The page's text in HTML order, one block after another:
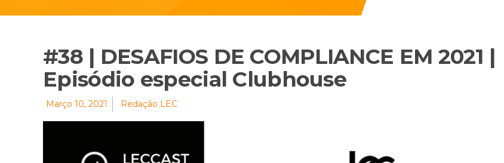
#38 | DESAFIOS DE COMPLIANCE EM 2021 |
Episódio especial Clubhouse
Março 10, 2021 Redação LEC